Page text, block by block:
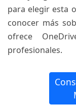
para elegir esta
conocer más
ofrece
profesionales.